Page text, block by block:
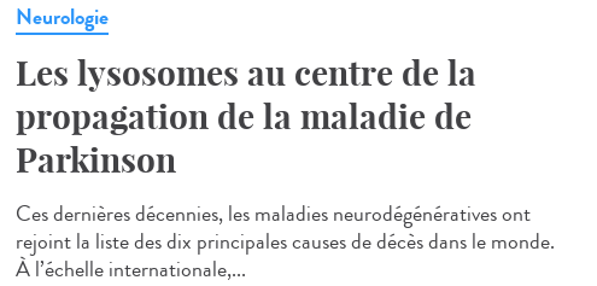
Neurologie
Les lysosomes au centre de la
propagation de la maladie de
Parkinson
Ces dernières décennies, les maladies neurodégénératives ont
rejoint la liste des dix principales causes de décès dans le monde.
À l’échelle internationale,...